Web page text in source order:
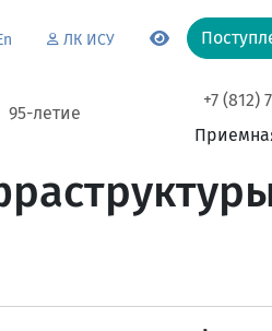
ЛК ИСУ
95-летие
+7 (812)